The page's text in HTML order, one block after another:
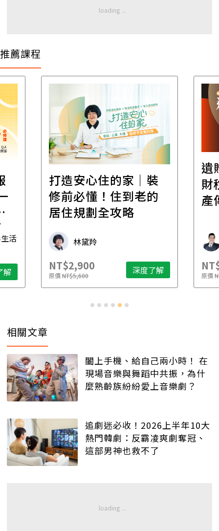
推薦課程
活
解
打造安心住的家｜裝
修前必懂！住到老的
居住規劃全攻略
林黛羚
NT$2,900
原價NT$5,600 深度了解
遺
財
產
原價
相關文章
闔上手機、給自己兩小時！ 在
現場音樂與舞蹈中共振，為什
麼熟齡族紛紛愛上音樂劇？
追劇迷必收！2026上半年10大
熱門韓劇：反霸凌爽劇奪冠、
這部男神也救不了